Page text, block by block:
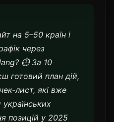
на 5–50 країн і
через
⏱️ За 10
готовий план дій,
лист, які вже
позицій у 2025